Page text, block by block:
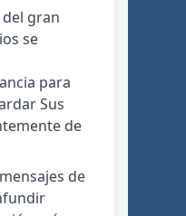
gran
se
para
Sus
de
de